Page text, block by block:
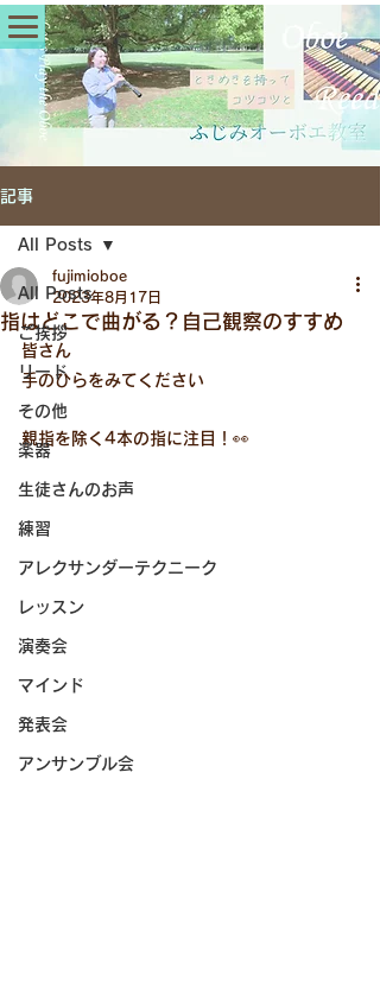
記事
All Posts
ご挨拶
リード
その他
楽器
生徒さんのお声
練習
アレクサンダーテクニーク
レッスン
演奏会
マインド
発表会
アンサンブル会
All Posts
指はどこで曲がる？自己観察のすすめ
fujimioboe
2023年8月17日
皆さん
手のひらをみてください
親指を除く4本の指に注目！👀